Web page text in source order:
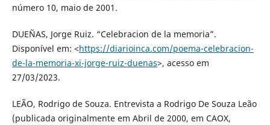
número 10, maio de 2001.
DUEÑAS, Jorge Ruiz. “Celebracion de la memoria”.
Disponível em: <https://diarioinca.com/poema-celebracion-
de-la-memoria-xi-jorge-ruiz-duenas>, acesso em
27/03/2023.
LEÃO, Rodrigo de Souza. Entrevista a Rodrigo De Souza Leão
(publicada originalmente em Abril de 2000, em CAOX,